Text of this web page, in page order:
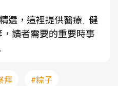
選，這裡提供醫療、 健
，讀者需要的重要時事
。
拜
#粽子